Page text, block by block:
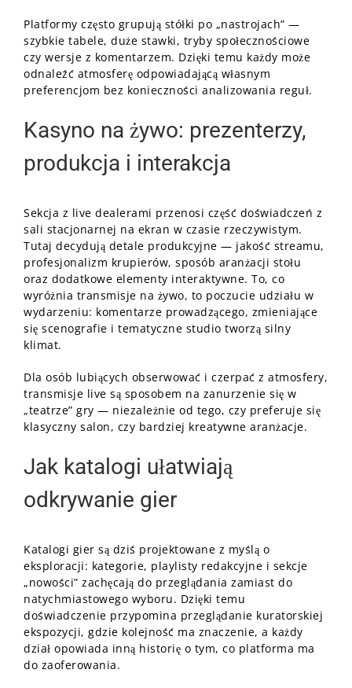
Platformy często grupują stółki po „nastrojach” —
szybkie tabele, duże stawki, tryby społecznościowe
czy wersje z komentarzem. Dzięki temu każdy może
odnaleźć atmosferę odpowiadającą własnym
preferencjom bez konieczności analizowania reguł.
Kasyno na żywo: prezenterzy,
produkcja i interakcja
Sekcja z live dealerami przenosi część doświadczeń z
sali stacjonarnej na ekran w czasie rzeczywistym.
Tutaj decydują detale produkcyjne — jakość streamu,
profesjonalizm krupierów, sposób aranżacji stołu
oraz dodatkowe elementy interaktywne. To, co
wyróżnia transmisje na żywo, to poczucie udziału w
wydarzeniu: komentarze prowadzącego, zmieniające
się scenografie i tematyczne studio tworzą silny
klimat.
Dla osób lubiących obserwować i czerpać z atmosfery,
transmisje live są sposobem na zanurzenie się w
„teatrze” gry — niezależnie od tego, czy preferuje się
klasyczny salon, czy bardziej kreatywne aranżacje.
Jak katalogi ułatwiają
odkrywanie gier
Katalogi gier są dziś projektowane z myślą o
eksploracji: kategorie, playlisty redakcyjne i sekcje
„nowości” zachęcają do przeglądania zamiast do
natychmiastowego wyboru. Dzięki temu
doświadczenie przypomina przeglądanie kuratorskiej
ekspozycji, gdzie kolejność ma znaczenie, a każdy
dział opowiada inną historię o tym, co platforma ma
do zaoferowania.